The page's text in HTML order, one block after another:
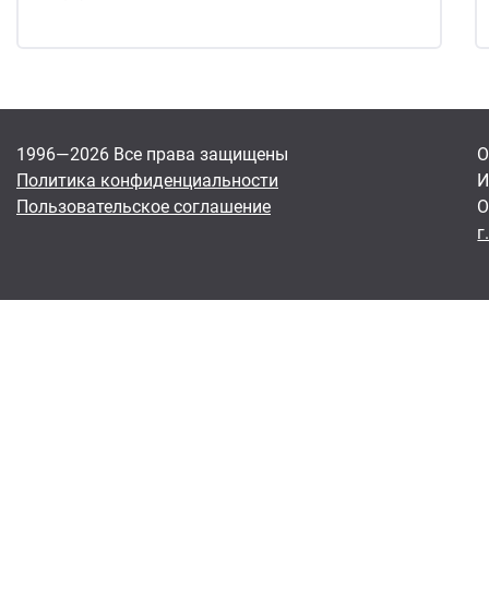
1996—2026 Все права защищены
Политика конфиденциальности
Пользовательское соглашение